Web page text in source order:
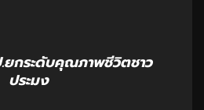
กระดับคุณภาพชีวิตชาว
ประมง